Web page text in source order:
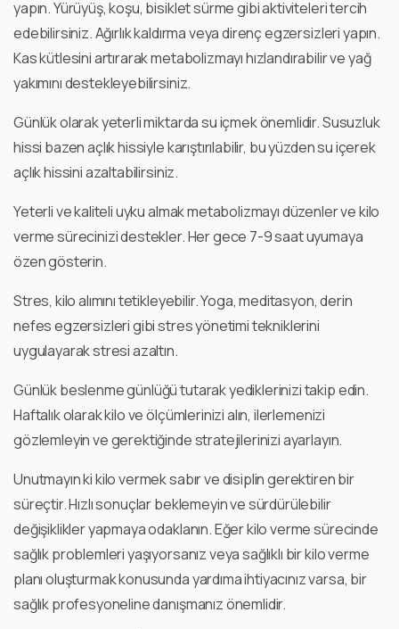
yapın. Yürüyüş, koşu, bisiklet sürme gibi aktiviteleri tercih
edebilirsiniz. Ağırlık kaldırma veya direnç egzersizleri yapın.
Kas kütlesini artırarak metabolizmayı hızlandırabilir ve yağ
yakımını destekleyebilirsiniz.
Günlük olarak yeterli miktarda su içmek önemlidir. Susuzluk
hissi bazen açlık hissiyle karıştırılabilir, bu yüzden su içerek
açlık hissini azaltabilirsiniz.
Yeterli ve kaliteli uyku almak metabolizmayı düzenler ve kilo
verme sürecinizi destekler. Her gece 7-9 saat uyumaya
özen gösterin.
Stres, kilo alımını tetikleyebilir. Yoga, meditasyon, derin
nefes egzersizleri gibi stres yönetimi tekniklerini
uygulayarak stresi azaltın.
Günlük beslenme günlüğü tutarak yediklerinizi takip edin.
Haftalık olarak kilo ve ölçümlerinizi alın, ilerlemenizi
gözlemleyin ve gerektiğinde stratejilerinizi ayarlayın.
Unutmayın ki kilo vermek sabır ve disiplin gerektiren bir
süreçtir. Hızlı sonuçlar beklemeyin ve sürdürülebilir
değişiklikler yapmaya odaklanın. Eğer kilo verme sürecinde
sağlık problemleri yaşıyorsanız veya sağlıklı bir kilo verme
planı oluşturmak konusunda yardıma ihtiyacınız varsa, bir
sağlık profesyoneline danışmanız önemlidir.